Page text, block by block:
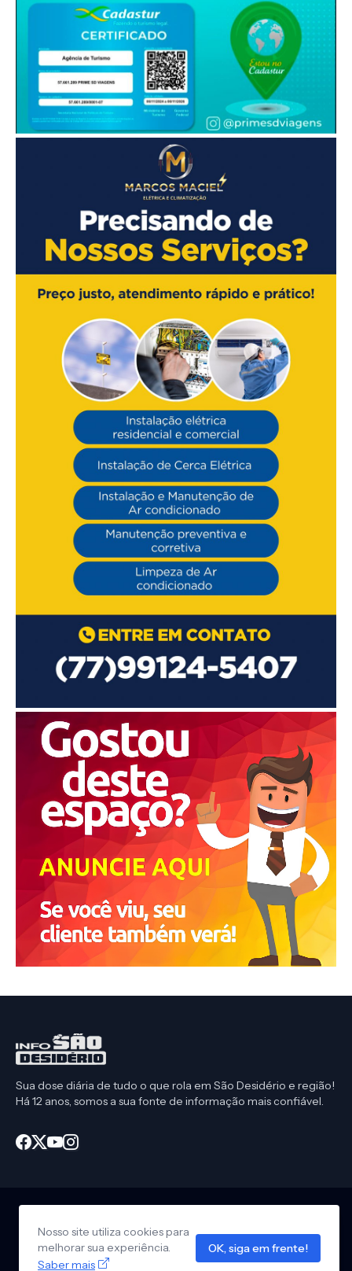
Sua dose diária de tudo o que rola em São Desidério e região!
Há 12 anos, somos a sua fonte de informação mais confiável.
Design by - Info São Desidério
InícioCEP São DesidérioPolítica de Privacidade
Anuncie em nosso site
Nosso site utiliza cookies para
melhorar sua experiência.
Saber mais
OK, siga em frente!